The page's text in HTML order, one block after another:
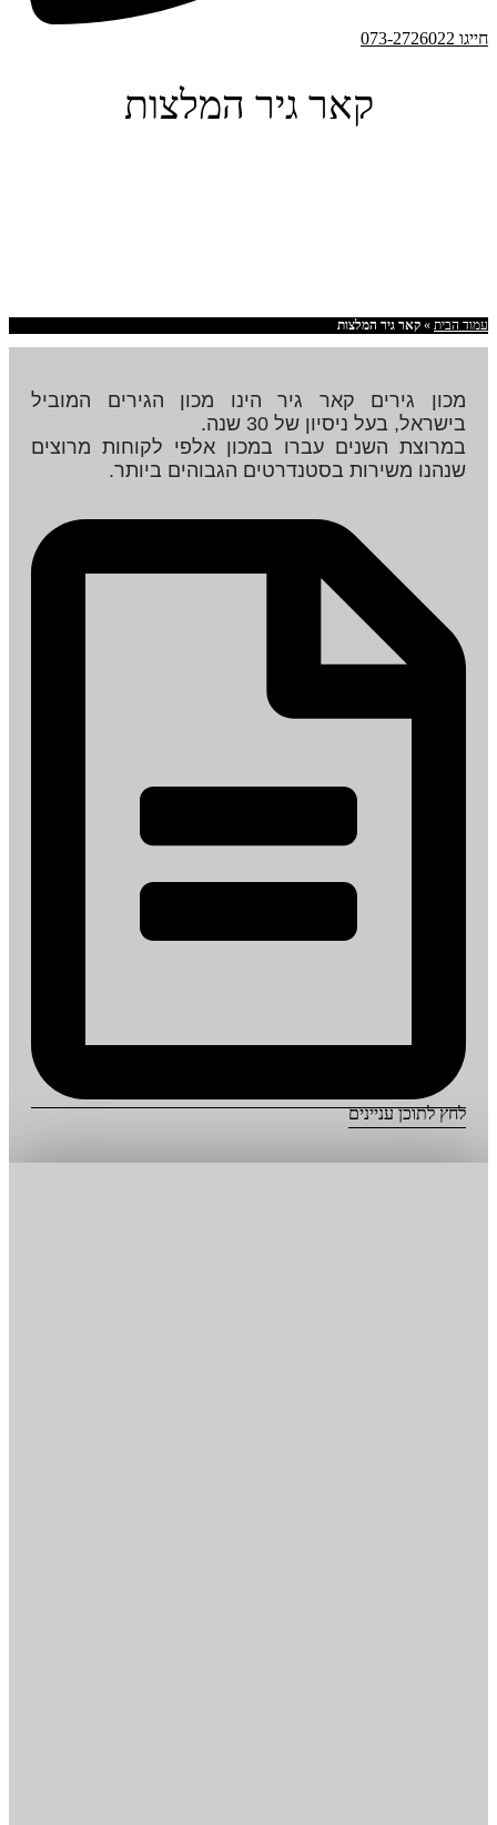
חייגו 073-2726022
קאר גיר המלצות
עמוד הבית » קאר גיר המלצות
מכון גירים קאר גיר הינו מכון הגירים המוביל
בישראל, בעל ניסיון של 30 שנה.
במרוצת השנים עברו במכון אלפי לקוחות מרוצים
שנהנו משירות בסטנדרטים הגבוהים ביותר.
לחץ לתוכן עניינים